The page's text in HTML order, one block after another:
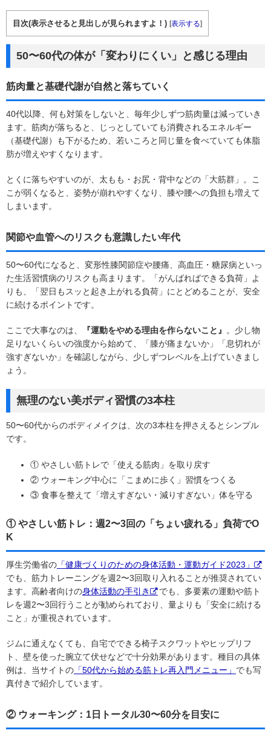
目次(表示させると見出しが見られますよ！) [表示する]
50〜60代の体が「変わりにくい」と感じる理由
筋肉量と基礎代謝が自然と落ちていく
40代以降、何も対策をしないと、毎年少しずつ筋肉量は減っていき
ます。筋肉が落ちると、じっとしていても消費されるエネルギー
（基礎代謝）も下がるため、若いころと同じ量を食べていても体脂
肪が増えやすくなります。
とくに落ちやすいのが、太もも・お尻・背中などの「大筋群」。こ
こが弱くなると、姿勢が崩れやすくなり、膝や腰への負担も増えて
しまいます。
関節や血管へのリスクも意識したい年代
50〜60代になると、変形性膝関節症や腰痛、高血圧・糖尿病といっ
た生活習慣病のリスクも高まります。「がんばればできる負荷」よ
りも、「翌日もスッと起き上がれる負荷」にとどめることが、安全
に続けるポイントです。
ここで大事なのは、 『運動をやめる理由を作らないこと』
。少し物
足りないくらいの強度から始めて、「膝が痛まないか」「息切れが
強すぎないか」を確認しながら、少しずつレベルを上げていきまし
ょう。
無理のない美ボディ習慣の3本柱
50〜60代からのボディメイクは、次の3本柱を押さえるとシンプル
です。
① やさしい筋トレで「使える筋肉」を取り戻す
② ウォーキング中心に「こまめに歩く」習慣をつくる
③ 食事を整えて「増えすぎない・減りすぎない」体を守る
① やさしい筋トレ：週2〜3回の「ちょい疲れる」負荷でO
K
厚生労働省の 「健康づくりのための身体活動・運動ガイド2023」
でも、筋力トレーニングを週2〜3回取り入れることが推奨されてい
ます。高齢者向けの身体活動の手引き
でも、多要素の運動や筋ト
レを週2〜3回行うことが勧められており、量よりも「安全に続ける
こと」が重視されています。
ジムに通えなくても、自宅でできる椅子スクワットやヒップリフ
ト、壁を使った腕立て伏せなどで十分効果があります。種目の具体
例は、当サイトの 「50代から始める筋トレ再入門メニュー」 でも写
真付きで紹介しています。
② ウォーキング：1日トータル30〜60分を目安に